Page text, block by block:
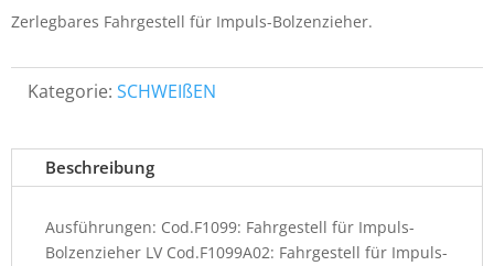
Zerlegbares Fahrgestell für Impuls-Bolzenzieher.
Kategorie: SCHWEIßEN
Beschreibung
Ausführungen: Cod.F1099: Fahrgestell für Impuls-
Bolzenzieher LV Cod.F1099A02: Fahrgestell für Impuls-